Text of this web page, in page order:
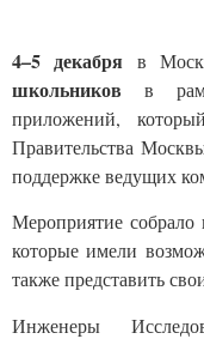
4–5 декабря в
школьников в
приложений,
Правительства
поддержке ведущих
Мероприятие собрало
которые имели
также представить
Инженеры